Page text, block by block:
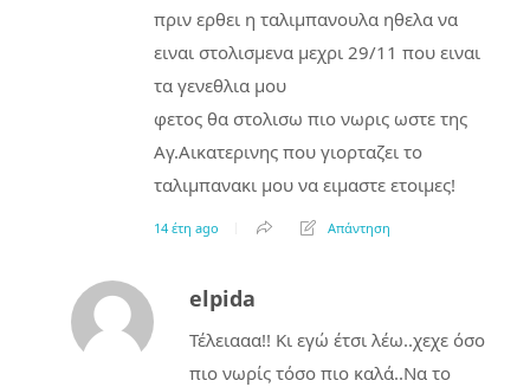
πριν ερθει η ταλιμπανουλα ηθελα να
ειναι στολισμενα μεχρι 29/11 που ειναι
τα γενεθλια μου
φετος θα στολισω πιο νωρις ωστε της
Αγ.Αικατερινης που γιορταζει το
ταλιμπανακι μου να ειμαστε ετοιμες!
14 έτη ago Απάντηση
elpida
Τέλειααα!! Κι εγώ έτσι λέω..χεχε όσο
πιο νωρίς τόσο πιο καλά..Να το